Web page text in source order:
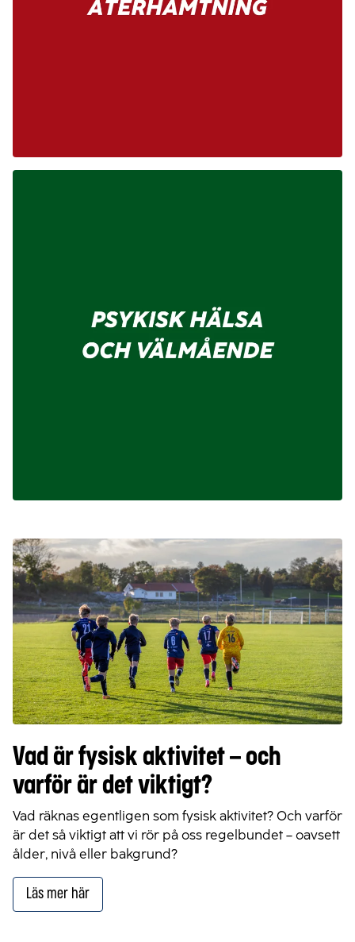
Vad är fysisk aktivitet – och
varför är det viktigt?
Vad räknas egentligen som fysisk aktivitet? Och varför
är det så viktigt att vi rör på oss regelbundet – oavsett
ålder, nivå eller bakgrund?
Läs mer här